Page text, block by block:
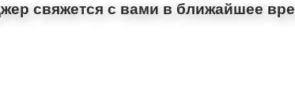
свяжется с вами в ближайшее